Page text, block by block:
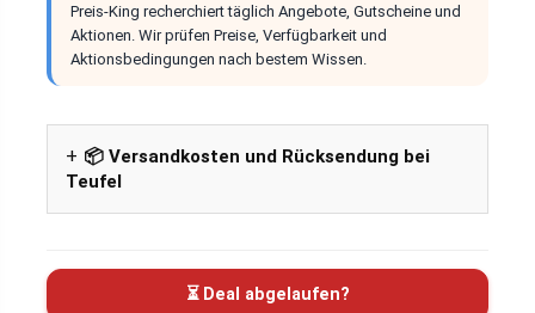
Preis-King recherchiert täglich Angebote, Gutscheine und
Aktionen. Wir prüfen Preise, Verfügbarkeit und
Aktionsbedingungen nach bestem Wissen.
📦 Versandkosten und Rücksendung bei
Teufel
⏳ Deal abgelaufen?